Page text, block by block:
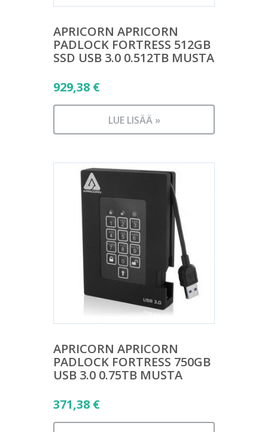
APRICORN APRICORN
PADLOCK FORTRESS 512GB
SSD USB 3.0 0.512TB MUSTA
929,38 €
LUE LISÄÄ »
APRICORN APRICORN
PADLOCK FORTRESS 750GB
USB 3.0 0.75TB MUSTA
371,38 €